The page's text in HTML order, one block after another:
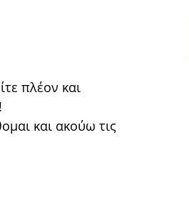
πλέον και
και ακούω τις